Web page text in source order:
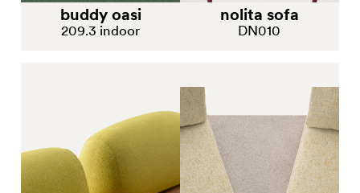
buddy oasi
209.3 indoor
nolita sofa
DN010